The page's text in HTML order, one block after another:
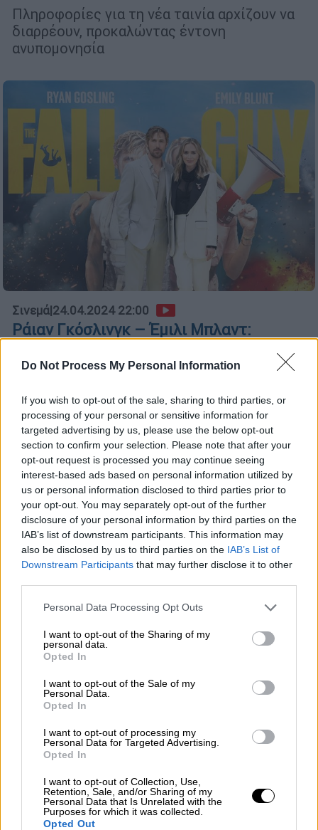
Do Not Process My Personal Information
If you wish to opt-out of the sale, sharing to third parties, or
processing of your personal or sensitive information for
targeted advertising by us, please use the below opt-out
section to confirm your selection. Please note that after your
opt-out request is processed you may continue seeing
interest-based ads based on personal information utilized by
us or personal information disclosed to third parties prior to
your opt-out. You may separately opt-out of the further
disclosure of your personal information by third parties on the
IAB’s list of downstream participants. This information may
also be disclosed by us to third parties on the IAB’s List of
Downstream Participants that may further disclose it to other
Please note that this website/app uses one or more Google
not limited to your visit or usage behaviour. You may click to
grant or deny consent to Google and its third-party tags to
use your data for below specified purposes in below Google
consent section.
Personal Data Processing Opt Outs
I want to opt-out of the Sharing of my
personal data.
Opted In
I want to opt-out of the Sale of my
Personal Data.
Opted In
I want to opt-out of processing my
Personal Data for Targeted Advertising.
Opted In
I want to opt-out of Collection, Use,
Retention, Sale, and/or Sharing of my
Personal Data that Is Unrelated with the
Purposes for which it was collected.
Opted Out
Πληροφορίες για τη νέα ταινία αρχίζουν να
διαρρέουν, προκαλώντας έντονη
ανυπομονησία
Σινεμά|24.04.2024 22:00
Ράιαν Γκόσλινγκ – Έμιλι Μπλαντ:
Εντυπωσιακοί σε ειδική προβολή του
«The Fall Guy» στο Λονδίνο
Η Μπλαντ επέλεξε να φορέσει ένα
εντυπωσιακό λευκό με μαύρο κοστούμι ενώ
ολοκλήρωσε την εμφάνισή της με μια
μοναδική διαμαντένια καρφίτσα στο πέτο
και μαύρες γόβες Malone Souliers με χρυσά
λουράκια
Our Network|06.03.2024 21:00
Όσκαρ: 20 ηθοποιοί που δεν ήταν ποτέ
υποψήφιοι παρά τις ερμηνείες τους
Ανάμεσά τους και ονόματα που προκαλούν
πραγματική έκπληξη!